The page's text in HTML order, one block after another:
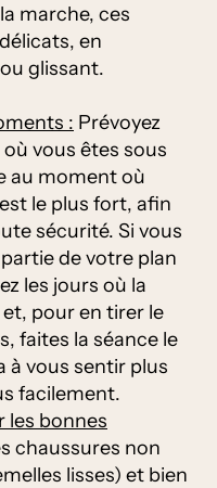
marche, ces
en
glissant.
: Prévoyez
vous êtes sous
au moment où
le plus fort, afin
sécurité. Si vous
de votre plan
les jours où la
pour en tirer le
faites la séance le
à vous sentir plus
facilement.
les bonnes
chaussures non
lisses) et bien